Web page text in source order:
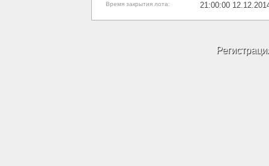
Время закрытия лота: 21:00:00